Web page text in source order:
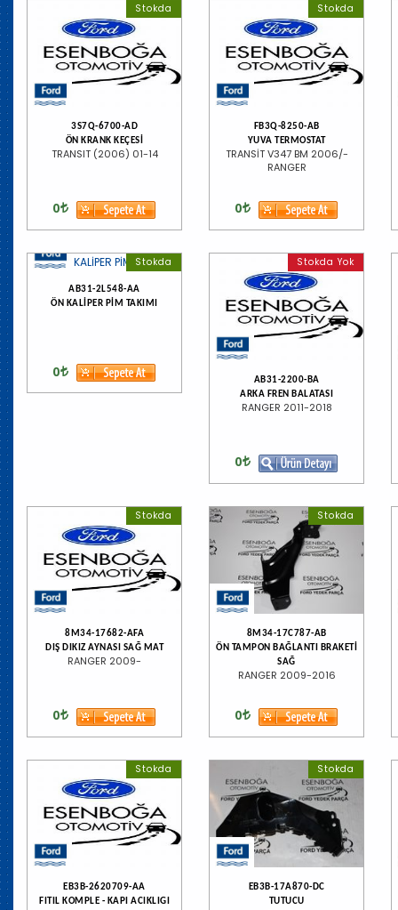
Stokda
3S7Q-6700-AD
ÖN KRANK KEÇESİ
TRANSIT (2006) 01-14
0
Stokda
FB3Q-8250-AB
YUVA TERMOSTAT
TRANSİT V347 BM 2006/-
RANGER
0
Stokda
AB31-2L548-AA
ÖN KALİPER PİM TAKIMI
0
Stokda Yok
AB31-2200-BA
ARKA FREN BALATASI
RANGER 2011-2018
0
Stokda
8M34-17682-AFA
DIŞ DIKIZ AYNASI SAĞ MAT
RANGER 2009-
0
Stokda
8M34-17C787-AB
ÖN TAMPON BAĞLANTI BRAKETİ
SAĞ
RANGER 2009-2016
0
Stokda
EB3B-2620709-AA
FITIL KOMPLE - KAPI ACIKLIGI
Stokda
EB3B-17A870-DC
TUTUCU